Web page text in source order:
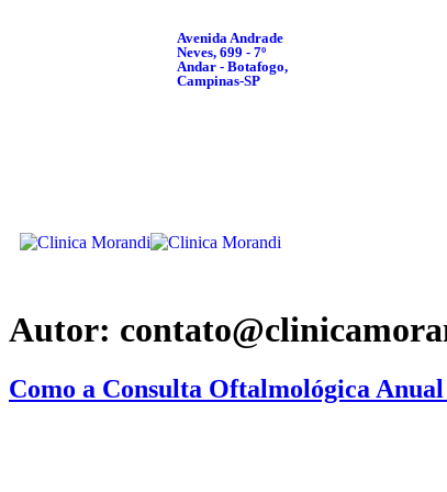
Avenida Andrade
Neves, 699 - 7º
Andar - Botafogo,
Campinas-SP
Autor:
Como a Consulta Oftalmológica